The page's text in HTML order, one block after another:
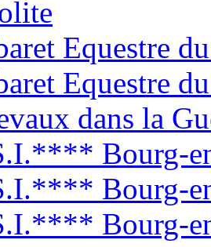
Equestre
Equestre
dans la
Bourg-
Bourg-
Bourg-